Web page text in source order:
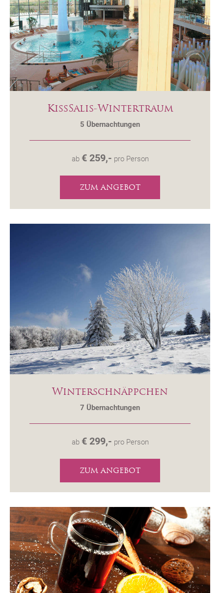
KissSalis-Wintertraum
5 Übernachtungen
ab € 259,- pro Person
ZUM ANGEBOT
Winterschnäppchen
7 Übernachtungen
ab € 299,- pro Person
ZUM ANGEBOT